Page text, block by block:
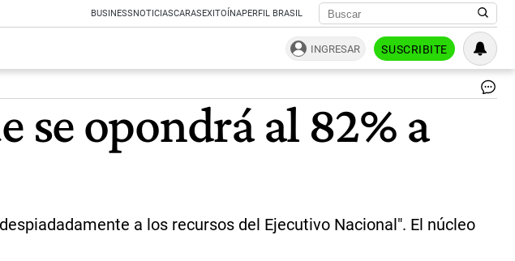
BUSINESSNOTICIASCARASEXITOÍNAPERFIL BRASIL
INGRESAR SUSCRIBITE
se opondrá al 82% a
a los recursos del Ejecutivo Nacional". El núcleo